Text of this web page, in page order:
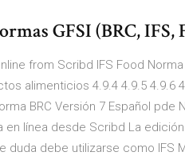
GFSI (BRC, IFS,
from Scribd IFS Food
alimenticios 4.9.4 4.9.5 4.9.6
BRC Versión 7 Español pde
en línea desde Scribd La
duda debe utilizarse como IFS